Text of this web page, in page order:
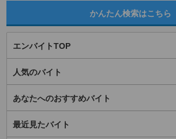
かんたん検索はこちら
エンバイトTOP
人気のバイト
あなたへのおすすめバイト
最近見たバイト